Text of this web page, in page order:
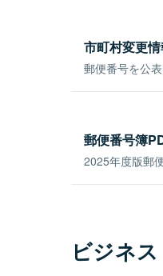
市町村変更
郵便番号を公
郵便番号簿
2025年度版郵
ビジネ